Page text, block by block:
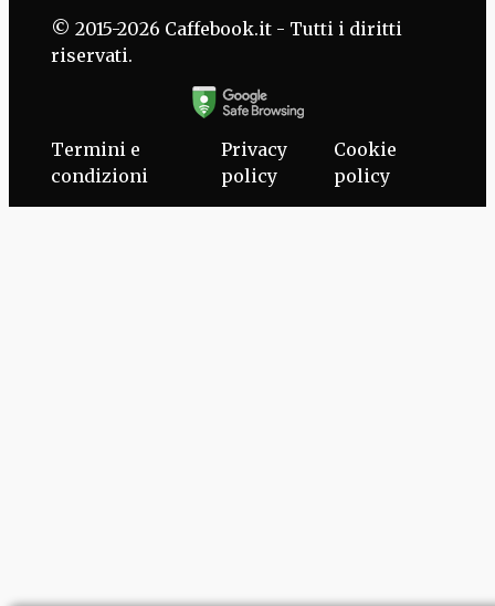
© 2015-2026 Caffebook.it - Tutti i diritti
riservati.
Termini e
condizioni
Privacy
policy
Cookie
policy